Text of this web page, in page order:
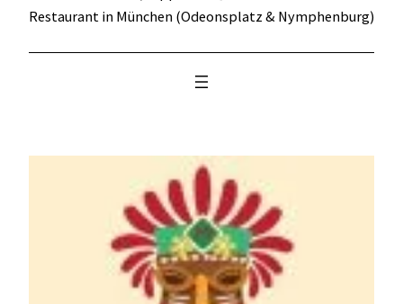
Restaurant in München (Odeonsplatz & Nymphenburg)